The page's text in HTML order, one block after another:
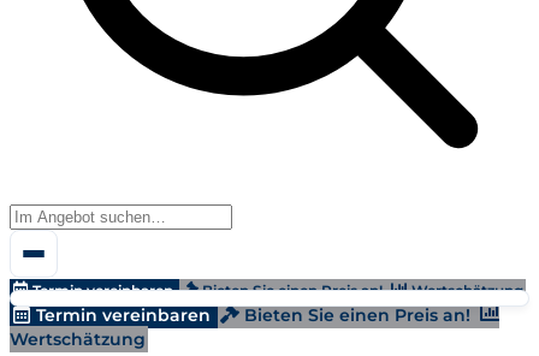
Termin vereinbaren Bieten Sie einen Preis an! Wertschätzung
Termin vereinbaren
Bieten Sie einen Preis an!
Wertschätzung